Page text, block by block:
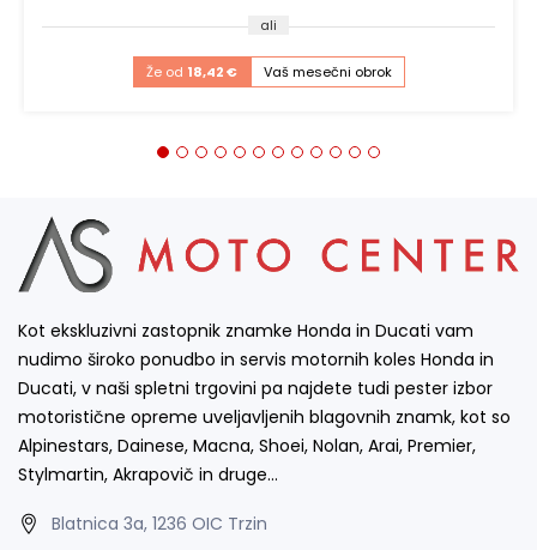
ali
Že od 18,42 € Vaš mesečni obrok
Kot ekskluzivni zastopnik znamke Honda in Ducati vam
nudimo široko ponudbo in servis motornih koles Honda in
Ducati, v naši spletni trgovini pa najdete tudi pester izbor
motoristične opreme uveljavljenih blagovnih znamk, kot so
Alpinestars, Dainese, Macna, Shoei, Nolan, Arai, Premier,
Stylmartin, Akrapovič in druge…
Blatnica 3a, 1236 OIC Trzin